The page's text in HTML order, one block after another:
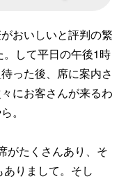
おいしいと評判の繁
して平日の午後1時
った後、席に案内さ
にお客さんが来るわ
。
がたくさんあり、そ
りまして。そし